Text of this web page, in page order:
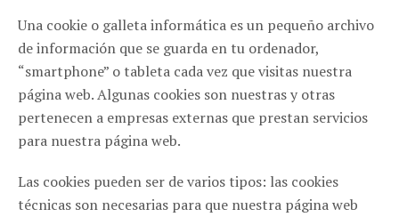
Una cookie o galleta informática es un pequeño archivo
de información que se guarda en tu ordenador,
“smartphone” o tableta cada vez que visitas nuestra
página web. Algunas cookies son nuestras y otras
pertenecen a empresas externas que prestan servicios
para nuestra página web.
Las cookies pueden ser de varios tipos: las cookies
técnicas son necesarias para que nuestra página web
ZARAGOZA
C/ Cinco de marzo, 18 - Pta. 4ª Of.3 50004, Zaragoza
(España)